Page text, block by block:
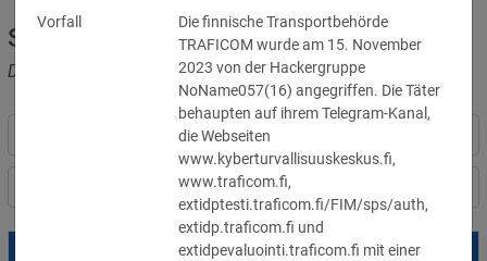
Sicherheitsvorfälle
Datenpannen, Cyber-Angriffe und Schwachstellen
Länderauswahl
Vorfall
Die finnische Transportbehörde
TRAFICOM wurde am 15. November
2023 von der Hackergruppe
NoName057(16) angegriffen. Die Täter
behaupten auf ihrem Telegram-Kanal,
die Webseiten
www.kyberturvallisuuskeskus.fi,
www.traficom.fi,
extidptesti.traficom.fi/FIM/sps/auth,
extidp.traficom.fi und
extidpevaluointi.traficom.fi mit einer